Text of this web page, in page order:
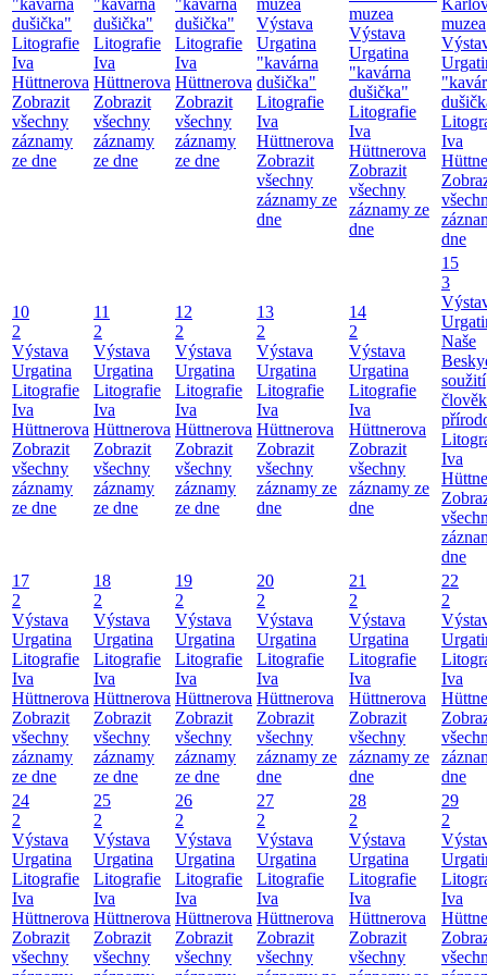
dušička"
Litografie
Iva
Hüttnerova
Zobrazit
všechny
záznamy
ze dne
dušička"
Litografie
Iva
Hüttnerova
Zobrazit
všechny
záznamy
ze dne
dušička"
Litografie
Iva
Hüttnerova
Zobrazit
všechny
záznamy
ze dne
Výstava
Urgatina
"kavárna
dušička"
Litografie
Iva
Hüttnerova
Zobrazit
všechny
záznamy ze
dne
muzea
Výstava
Urgatina
"kavárna
dušička"
Litografie
Iva
Hüttnerova
Zobrazit
všechny
záznamy ze
dne
muzea
Iva
dne
10
2
Výstava
Urgatina
Litografie
Iva
Hüttnerova
Zobrazit
všechny
záznamy
ze dne
11
2
Výstava
Urgatina
Litografie
Iva
Hüttnerova
Zobrazit
všechny
záznamy
ze dne
12
2
Výstava
Urgatina
Litografie
Iva
Hüttnerova
Zobrazit
všechny
záznamy
ze dne
13
2
Výstava
Urgatina
Litografie
Iva
Hüttnerova
Zobrazit
všechny
záznamy ze
dne
14
2
Výstava
Urgatina
Litografie
Iva
Hüttnerova
Zobrazit
všechny
záznamy ze
dne
15
3
Naše
soužití
Iva
dne
17
2
Výstava
Urgatina
Litografie
Iva
Hüttnerova
Zobrazit
všechny
záznamy
ze dne
18
2
Výstava
Urgatina
Litografie
Iva
Hüttnerova
Zobrazit
všechny
záznamy
ze dne
19
2
Výstava
Urgatina
Litografie
Iva
Hüttnerova
Zobrazit
všechny
záznamy
ze dne
20
2
Výstava
Urgatina
Litografie
Iva
Hüttnerova
Zobrazit
všechny
záznamy ze
dne
21
2
Výstava
Urgatina
Litografie
Iva
Hüttnerova
Zobrazit
všechny
záznamy ze
dne
22
2
Iva
dne
24
2
Výstava
Urgatina
Litografie
Iva
Hüttnerova
Zobrazit
všechny
25
2
Výstava
Urgatina
Litografie
Iva
Hüttnerova
Zobrazit
všechny
26
2
Výstava
Urgatina
Litografie
Iva
Hüttnerova
Zobrazit
všechny
27
2
Výstava
Urgatina
Litografie
Iva
Hüttnerova
Zobrazit
všechny
28
2
Výstava
Urgatina
Litografie
Iva
Hüttnerova
Zobrazit
všechny
29
2
Iva